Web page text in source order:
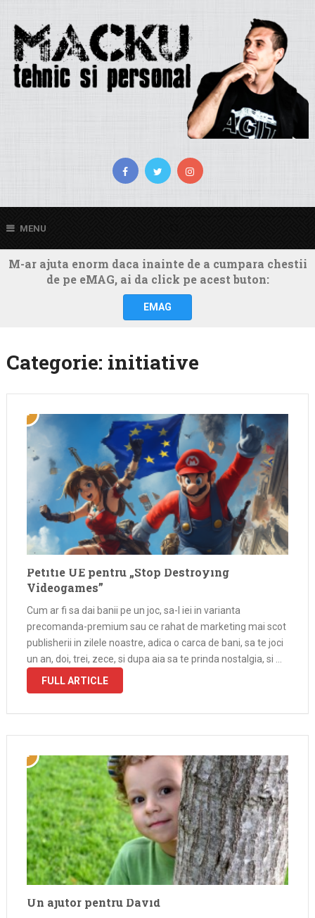
MENU
M-ar ajuta enorm daca inainte de a cumpara chestii
de pe eMAG, ai da click pe acest buton:
EMAG
Categorie: initiative
Petitie UE pentru „Stop Destroying
Videogames”
Cum ar fi sa dai banii pe un joc, sa-l iei in varianta
precomanda-premium sau ce rahat de marketing mai scot
publisherii in zilele noastre, adica o carca de bani, sa te joci
un an, doi, trei, zece, si dupa aia sa te prinda nostalgia, si …
FULL ARTICLE
Un ajutor pentru David